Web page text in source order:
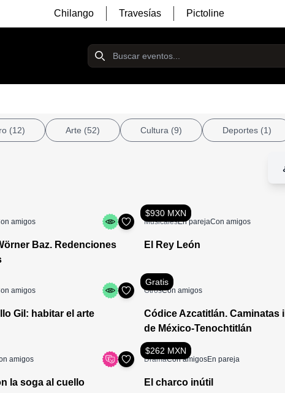
Chilango Travesías Pictoline
(12) Arte (52) Cultura (9) Deportes (1)
amigos
Baz. Redenciones
$930 MXN
MusicalesEn parejaCon amigos
El Rey León
amigos
Gil: habitar el arte
Gratis
OtrosCon amigos
Códice Azcatitlán. Caminatas
de México-Tenochtitlán
amigos
la soga al cuello
$262 MXN
DramaCon amigosEn pareja
El charco inútil